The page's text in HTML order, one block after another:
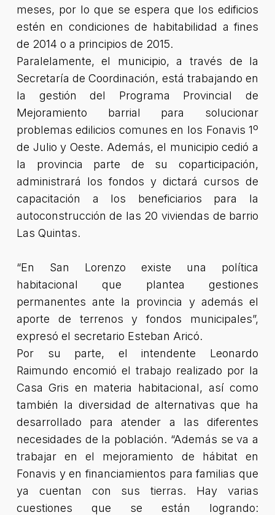
meses, por lo que se espera que los edificios
estén en condiciones de habitabilidad a fines
de 2014 o a principios de 2015.
Paralelamente, el municipio, a través de la
Secretaría de Coordinación, está trabajando en
la gestión del Programa Provincial de
Mejoramiento barrial para solucionar
problemas edilicios comunes en los Fonavis 1º
de Julio y Oeste. Además, el municipio cedió a
la provincia parte de su coparticipación,
administrará los fondos y dictará cursos de
capacitación a los beneficiarios para la
autoconstrucción de las 20 viviendas de barrio
Las Quintas.
“En San Lorenzo existe una política
habitacional que plantea gestiones
permanentes ante la provincia y además el
aporte de terrenos y fondos municipales”,
expresó el secretario Esteban Aricó.
Por su parte, el intendente Leonardo
Raimundo encomió el trabajo realizado por la
Casa Gris en materia habitacional, así como
también la diversidad de alternativas que ha
desarrollado para atender a las diferentes
necesidades de la población. “Además se va a
trabajar en el mejoramiento de hábitat en
Fonavis y en financiamientos para familias que
ya cuentan con sus tierras. Hay varias
cuestiones que se están logrando: